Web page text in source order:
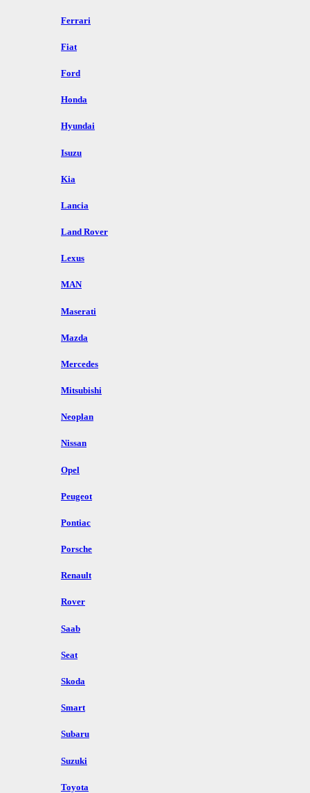
Ferrari
Fiat
Ford
Honda
Hyundai
Isuzu
Kia
Lancia
Land Rover
Lexus
MAN
Maserati
Mazda
Mercedes
Mitsubishi
Neoplan
Nissan
Opel
Peugeot
Pontiac
Porsche
Renault
Rover
Saab
Seat
Skoda
Smart
Subaru
Suzuki
Toyota